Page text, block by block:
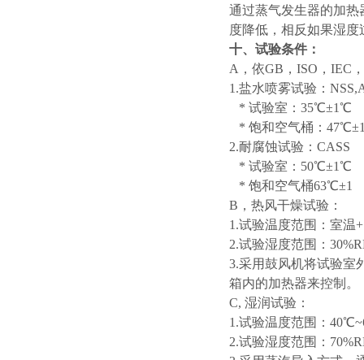
通过蒸气发生器的加
度降低，相反如果湿
十、试验条件：
A，依GB，ISO，IEC
1.盐水喷雾试验：
* 试验室：35℃±1℃
* 饱和空气桶：
2.耐腐蚀试验：CASS
* 试验室：50℃±1℃
* 饱和空气桶63℃±1
B，热风干燥试验：
1.试验温度范围：室温
2.试验湿度范围：
3.采用鼓风机将试验室
箱内的加热器来控制。
C, 湿润试验：
1.试验温度范围：
2.试验湿度范围：